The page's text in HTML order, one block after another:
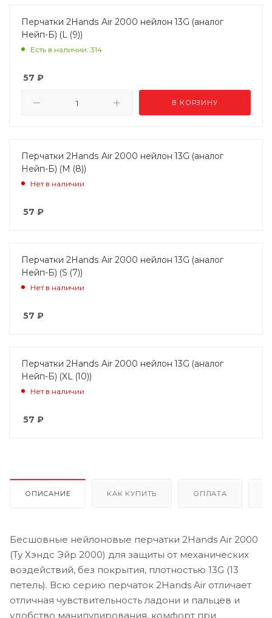
Перчатки 2Hands Air 2000 нейлон 13G (аналог
Нейп-Б) (L (9))
Есть в наличии: 314
57 ₽
В КОРЗИНУ
Перчатки 2Hands Air 2000 нейлон 13G (аналог
Нейп-Б) (M (8))
Нет в наличии
57 ₽
Перчатки 2Hands Air 2000 нейлон 13G (аналог
Нейп-Б) (S (7))
Нет в наличии
57 ₽
Перчатки 2Hands Air 2000 нейлон 13G (аналог
Нейп-Б) (XL (10))
Нет в наличии
57 ₽
ОПИСАНИЕ КАК КУПИТЬ ОПЛАТА
Бесшовные нейлоновые перчатки 2Hands Air 2000
(Ту Хэндс Эйр 2000) для защиты от механических
воздействий, без покрытия, плотностью 13G (13
петель). Всю серию перчаток 2Hands Air отличает
отличная чувствительность ладони и пальцев и
удобство манипулирования, комфорт при